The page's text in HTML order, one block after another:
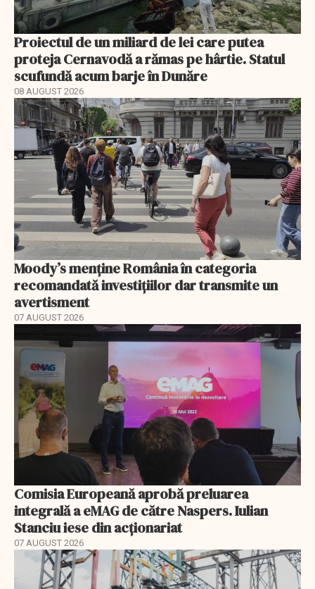
Proiectul de un miliard de lei care putea
proteja Cernavodă a rămas pe hârtie. Statul
scufundă acum barje în Dunăre
08 AUGUST 2026
Moody’s menține România în categoria
recomandată investițiilor dar transmite un
avertisment
07 AUGUST 2026
Comisia Europeană aprobă preluarea
integrală a eMAG de către Naspers. Iulian
Stanciu iese din acționariat
07 AUGUST 2026